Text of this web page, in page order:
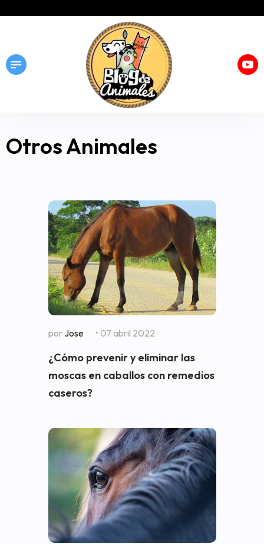
Otros Animales
por Jose • 07 abril 2022
¿Cómo prevenir y eliminar las
moscas en caballos con remedios
caseros?